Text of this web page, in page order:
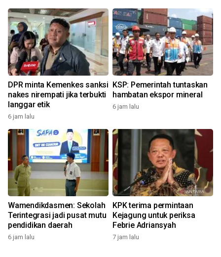
DPR minta Kemenkes sanksi
nakes nirempati jika terbukti
langgar etik
6 jam lalu
KSP: Pemerintah tuntaskan
hambatan ekspor mineral
6 jam lalu
Wamendikdasmen: Sekolah
Terintegrasi jadi pusat mutu
pendidikan daerah
6 jam lalu
KPK terima permintaan
Kejagung untuk periksa
Febrie Adriansyah
7 jam lalu